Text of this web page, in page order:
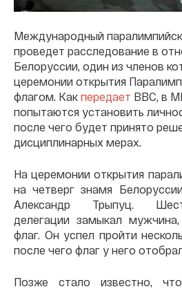
Международный
проведет расследование в
Белоруссии, один из членов
церемонии открытия
флагом. Как передает BBC, в
попытаются установить
после чего будет принято
дисциплинарных мерах.
На церемонии открытия
на четверг знамя
Александр Трыпуц.
делегации замыкал
флаг. Он успел пройти
после чего флаг у него
Позже стало известно,